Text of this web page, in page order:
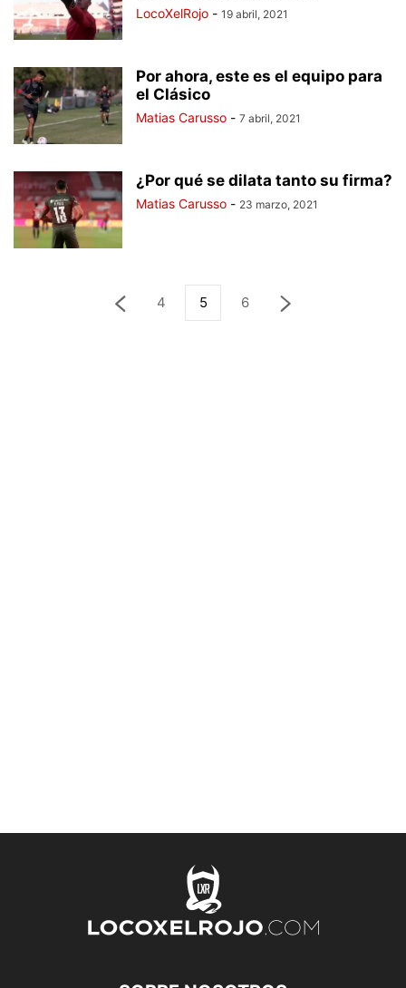
LocoXelRojo - 19 abril, 2021
Por ahora, este es el equipo para
el Clásico
Matias Carusso - 7 abril, 2021
¿Por qué se dilata tanto su firma?
Matias Carusso - 23 marzo, 2021
4 5 6